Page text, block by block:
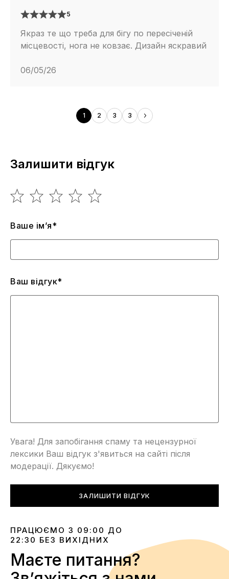
5
Якраз те що треба для бігу по пересіченій
місцевості, нога не ковзає. Дизайн яскравий
06/05/26
1 2 3 3
Залишити відгук
Ваше ім’я*
Ваш відгук*
Увага! Для запобігання спаму та нецензурної
лексики Ваш відгук з'явиться на сайті після
модерації. Дякуємо!
ЗАЛИШИТИ ВІДГУК
ПРАЦЮЄМО З 09:00 ДО
22:30 БЕЗ ВИХІДНИХ
Маєте питання?